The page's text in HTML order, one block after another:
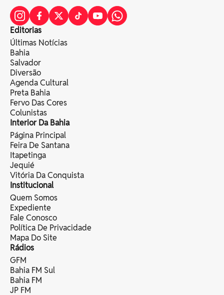
Editorias
Últimas Notícias
Bahia
Salvador
Diversão
Agenda Cultural
Preta Bahia
Fervo Das Cores
Colunistas
Interior Da Bahia
Página Principal
Feira De Santana
Itapetinga
Jequié
Vitória Da Conquista
Institucional
Quem Somos
Expediente
Fale Conosco
Política De Privacidade
Mapa Do Site
Rádios
GFM
Bahia FM Sul
Bahia FM
JP FM